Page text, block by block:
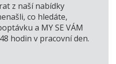
z naší nabídky
co hledáte,
a MY SE VÁM
hodin v pracovní den.